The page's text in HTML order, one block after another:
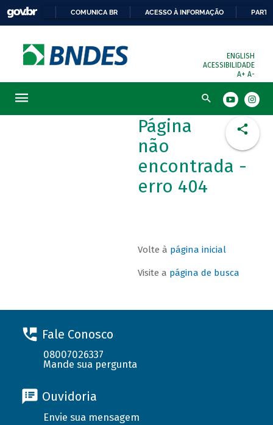
COMUNICA BR ACESSO À INFORMAÇÃO
ENGLISH
ACESSIBILIDADE
A+ A-
Busca
Página
não
encontrada -
erro 404
Volte à página inicial
Visite a página de busca
Fale Conosco
08007026337
Mande sua pergunta
Ouvidoria
Envie sua mensagem